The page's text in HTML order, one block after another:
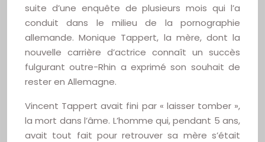
suite d’une enquête de plusieurs mois qui l’a
conduit dans le milieu de la pornographie
allemande. Monique Tappert, la mère, dont la
nouvelle carrière d’actrice connaît un succès
fulgurant outre-Rhin a exprimé son souhait de
rester en Allemagne.
Vincent Tappert avait fini par « laisser tomber »,
la mort dans l’âme. L’homme qui, pendant 5 ans,
avait tout fait pour retrouver sa mère s’était